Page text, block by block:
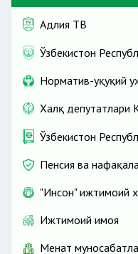
Адлия ТВ
Ўзбекистон
Норматив-ҳуқуқий
Халқ депутатлари
Ўзбекистон
Пенсия ва
"Инсон" ижтимоий
Ижтимоий ҳимоя
Меҳнат